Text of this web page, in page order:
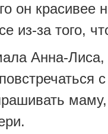
он красивее
из-за того,
Анна-Лиса,